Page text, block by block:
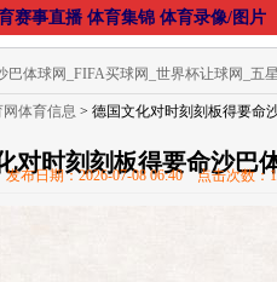
赛事直播 体育集锦 体育录像/图片
巴体球网_FIFA买球网_世界杯让球网_五
体育信息 > 德国文化对时刻刻板得要命
对时刻刻板得要命沙巴
发布日期：2026-07-08 06:40 点击次数：